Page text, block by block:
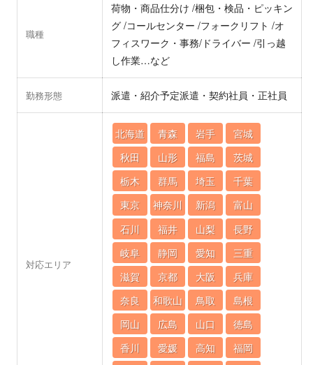
職種
荷物・商品仕分け /梱包・検品・ピッキン
グ /コールセンター /フォークリフト /オ
フィスワーク・事務/ドライバー /引っ越
し作業…など
勤務形態 派遣・紹介予定派遣・契約社員・正社員
対応エリア
北海道 青森 岩手
宮城
秋田
山形 福島
茨城
栃木
群馬 埼玉
千葉
東京
神奈川 新潟
富山
石川
福井 山梨
長野
岐阜
静岡 愛知
三重
滋賀
京都 大阪
兵庫
奈良
和歌山 鳥取
島根
岡山
広島 山口
徳島
香川
愛媛 高知
福岡